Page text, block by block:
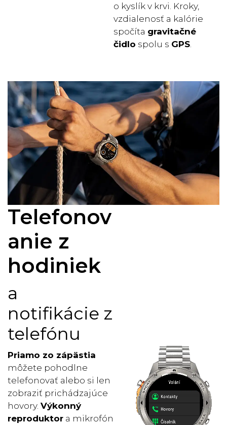
o kyslík v krvi. Kroky,
vzdialenosť a kalórie
spočíta gravitačné
čidlo spolu s GPS
Telefonov
anie z
hodiniek
a
notifikácie z
telefónu
Priamo zo zápästia
môžete pohodlne
telefonovať alebo si len
zobraziť prichádzajúce
hovory. Výkonný
reproduktor a mikrofón